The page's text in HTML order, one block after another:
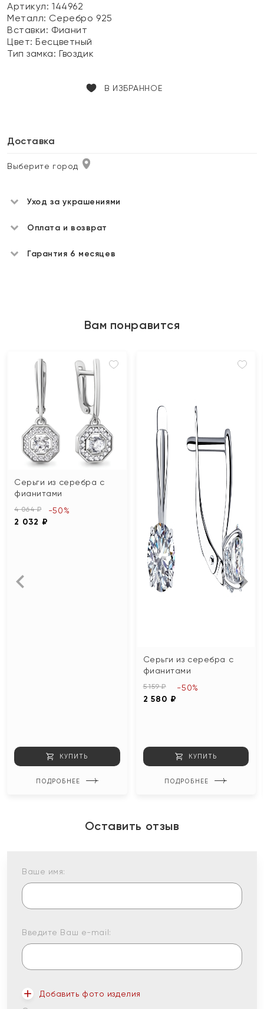
Артикул: 144962
Металл: Серебро 925
Вставки: Фианит
Цвет:Бесцветный
Тип замка:Гвоздик
В ИЗБРАННОЕ
Доставка
Выберите город
Уход за украшениями
Оплата и возврат
Гарантия 6 месяцев
Вам понравится
Серьги из серебра с
фианитами
4 064 ₽
2 032 ₽
-50%
КУПИТЬ
ПОДРОБНЕЕ
Серьги из серебра с
фианитами
5 159 ₽
2 580 ₽
-50%
КУПИТЬ
ПОДРОБНЕЕ
Оставить отзыв
Ваше имя:
Введите Ваш e-mail:
Добавить фото изделия